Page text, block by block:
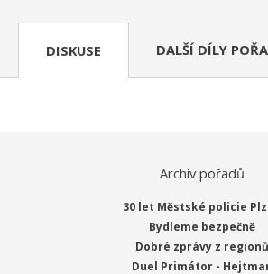
DISKUSE DALŠÍ DÍLY
Archiv pořadů
30 let Městské policie
Bydleme bezpečně
Dobré zprávy z regionů
Duel Primátor -